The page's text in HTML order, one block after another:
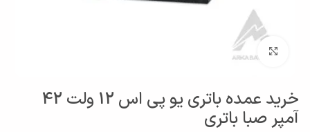
بزرگنمایی تصویر
خرید عمده باتری یو پی اس 12 ولت 42
آمپر صبا باتری